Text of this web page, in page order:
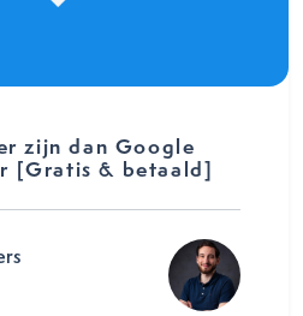
zijn dan Google
[Gratis & betaald]